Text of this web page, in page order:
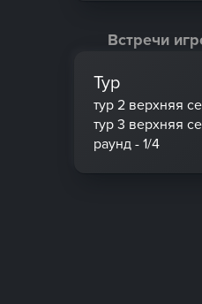
Встречи
Тур
тур 2 верхняя
тур 3 верхняя
раунд - 1/4